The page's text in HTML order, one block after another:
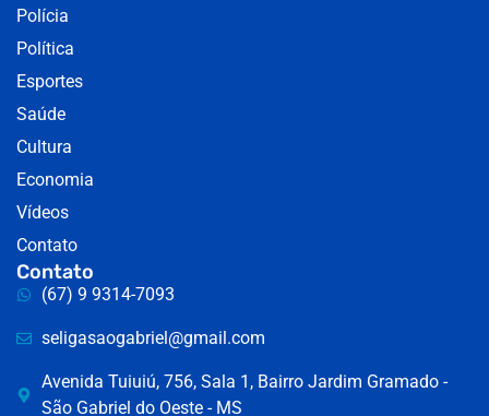
Polícia
Política
Esportes
Saúde
Cultura
Economia
Vídeos
Contato
Contato
(67) 9 9314-7093
seligasaogabriel@gmail.com
Avenida Tuiuiú, 756, Sala 1, Bairro Jardim Gramado -
São Gabriel do Oeste - MS